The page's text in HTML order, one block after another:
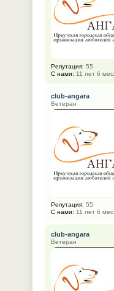
Репутация: 55
С нами: 11 лет 6
club-angara
Ветеран
Репутация: 55
С нами: 11 лет 6
club-angara
Ветеран